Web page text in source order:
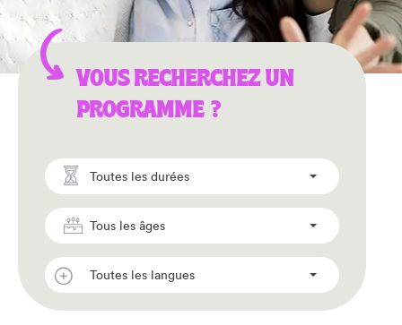
VOUS RECHERCHEZ UN
PROGRAMME ?